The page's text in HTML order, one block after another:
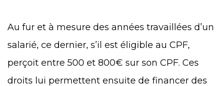
Au fur et à mesure des années travaillées d’un
salarié, ce dernier, s’il est éligible au CPF,
perçoit entre 500 et 800€ sur son CPF. Ces
droits lui permettent ensuite de financer des